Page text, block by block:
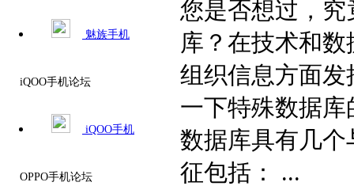
魅族手机
iQOO手机论坛
iQOO手机
OPPO手机论坛
您是否想过，
库？在技术和
组织信息方面
一下特殊数据
数据库具有几
征包括： ...